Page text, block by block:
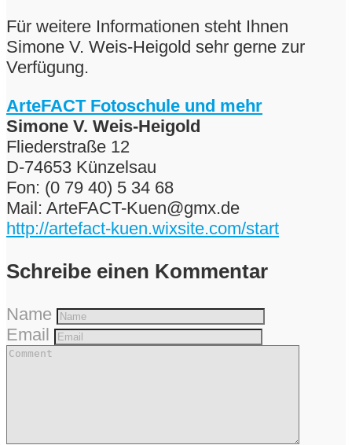
Für weitere Informationen steht Ihnen
Simone V. Weis-Heigold sehr gerne zur
Verfügung.
ArteFACT Fotoschule und mehr
Simone V. Weis-Heigold
Fliederstraße 12
D-74653 Künzelsau
Fon: (0 79 40) 5 34 68
Mail: ArteFACT-Kuen@gmx.de
http://artefact-kuen.wixsite.com/start
Schreibe einen Kommentar
Name
Email